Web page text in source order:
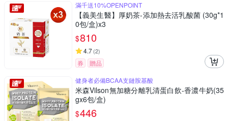
滿千送10%OPENPOINT
【義美生醫】厚奶茶-添加熱去活乳酸菌 (30g*1
0包/盒)x3
$810
4.7(2)
券
贈品
健身者必備BCAA支鏈胺基酸
米森Vilson無加糖分離乳清蛋白飲-香濃牛奶(35
gx6包/盒)
$446